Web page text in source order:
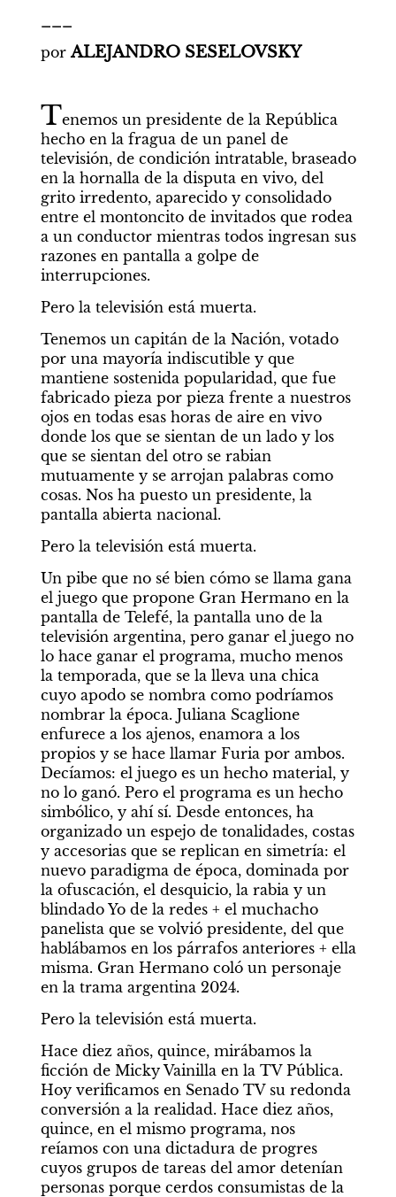
por ALEJANDRO SESELOVSKY
Tenemos un presidente de la República
hecho en la fragua de un panel de
televisión, de condición intratable, braseado
en la hornalla de la disputa en vivo, del
grito irredento, aparecido y consolidado
entre el montoncito de invitados que rodea
a un conductor mientras todos ingresan sus
razones en pantalla a golpe de
interrupciones.
Pero la televisión está muerta.
Tenemos un capitán de la Nación, votado
por una mayoría indiscutible y que
mantiene sostenida popularidad, que fue
fabricado pieza por pieza frente a nuestros
ojos en todas esas horas de aire en vivo
donde los que se sientan de un lado y los
que se sientan del otro se rabian
mutuamente y se arrojan palabras como
cosas. Nos ha puesto un presidente, la
pantalla abierta nacional.
Pero la televisión está muerta.
Un pibe que no sé bien cómo se llama gana
el juego que propone Gran Hermano en la
pantalla de Telefé, la pantalla uno de la
televisión argentina, pero ganar el juego no
lo hace ganar el programa, mucho menos
la temporada, que se la lleva una chica
cuyo apodo se nombra como podríamos
nombrar la época. Juliana Scaglione
enfurece a los ajenos, enamora a los
propios y se hace llamar Furia por ambos.
Decíamos: el juego es un hecho material, y
no lo ganó. Pero el programa es un hecho
simbólico, y ahí sí. Desde entonces, ha
organizado un espejo de tonalidades, costas
y accesorias que se replican en simetría: el
nuevo paradigma de época, dominada por
la ofuscación, el desquicio, la rabia y un
blindado Yo de la redes + el muchacho
panelista que se volvió presidente, del que
hablábamos en los párrafos anteriores + ella
misma. Gran Hermano coló un personaje
en la trama argentina 2024.
Pero la televisión está muerta.
Hace diez años, quince, mirábamos la
ficción de Micky Vainilla en la TV Pública.
Hoy verificamos en Senado TV su redonda
conversión a la realidad. Hace diez años,
quince, en el mismo programa, nos
reíamos con una dictadura de progres
cuyos grupos de tareas del amor detenían
personas porque cerdos consumistas de la